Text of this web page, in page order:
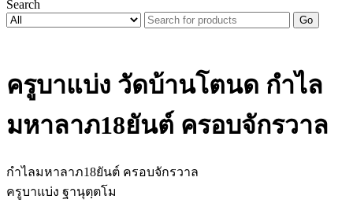
Search
Go
ครูบาแบ่ง วัดบ้านโตนด กำไล
มหาลาภ18ยันต์ ครอบจักรวาล
กำไลมหาลาภ18ยันต์ ครอบจักรวาล
ครูบาแบ่ง ฐานุตฺตโม